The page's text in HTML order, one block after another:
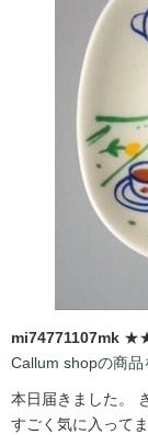
mi74771107mk
Callum shopの商品
本日届きました。
すごく気に入って